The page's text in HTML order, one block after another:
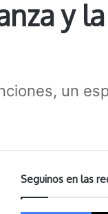
y la
un
Seguinos en las